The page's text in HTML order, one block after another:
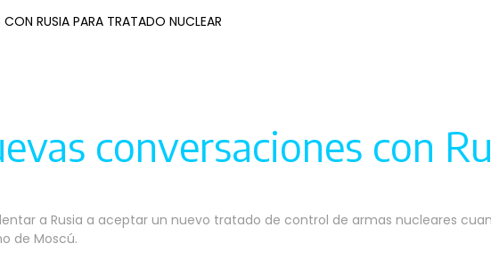
CON RUSIA PARA TRATADO NUCLEAR
conversaciones con
a Rusia a aceptar un nuevo tratado de control de armas nucleares
de Moscú.